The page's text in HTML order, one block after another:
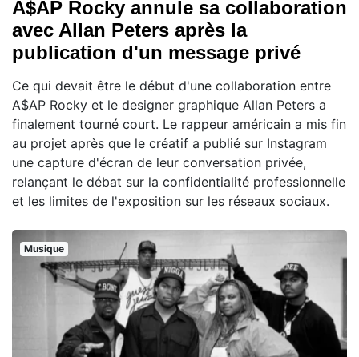
A$AP Rocky annule sa collaboration
avec Allan Peters après la
publication d'un message privé
Ce qui devait être le début d'une collaboration entre
A$AP Rocky et le designer graphique Allan Peters a
finalement tourné court. Le rappeur américain a mis fin
au projet après que le créatif a publié sur Instagram
une capture d'écran de leur conversation privée,
relançant le débat sur la confidentialité professionnelle
et les limites de l'exposition sur les réseaux sociaux.
Musique